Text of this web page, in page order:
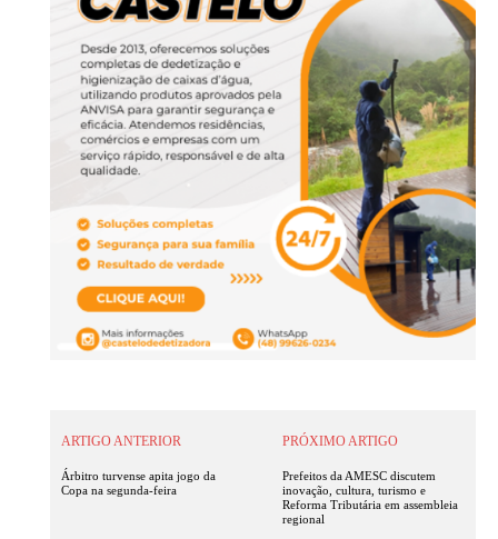
ARTIGO ANTERIOR
Árbitro turvense apita jogo da
Copa na segunda-feira
PRÓXIMO ARTIGO
Prefeitos da AMESC discutem
inovação, cultura, turismo e
Reforma Tributária em assembleia
regional